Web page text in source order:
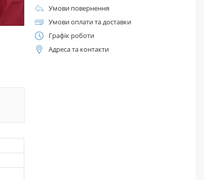
Умови повернення
Умови оплати та доставки
Графік роботи
Адреса та контакти